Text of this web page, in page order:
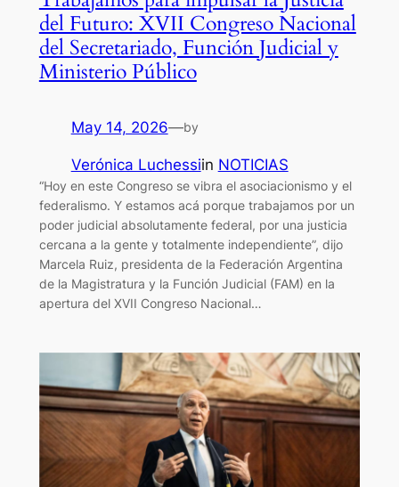
del Futuro: XVII Congreso Nacional
del Secretariado, Función Judicial y
Ministerio Público
May 14, 2026—by
Verónica Luchessiin NOTICIAS
“Hoy en este Congreso se vibra el asociacionismo y el
federalismo. Y estamos acá porque trabajamos por un
poder judicial absolutamente federal, por una justicia
cercana a la gente y totalmente independiente”, dijo
Marcela Ruiz, presidenta de la Federación Argentina
de la Magistratura y la Función Judicial (FAM) en la
apertura del XVII Congreso Nacional…